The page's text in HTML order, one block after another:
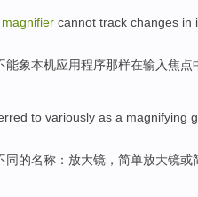
magnifier cannot track changes in
能象本机应用程序那样在输入焦点
to variously as a magnifying
同的名称： 放大镜 ， 简单放大镜或